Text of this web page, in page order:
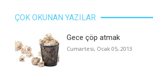
ÇOK OKUNAN YAZILAR
Gece çöp atmak
Cumartesi, Ocak 05, 2013